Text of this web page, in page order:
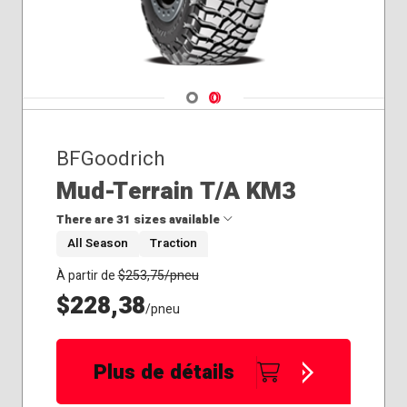
Navigate 1
Navigate 2
BFGoodrich
Mud-Terrain T/A KM3
There are 31 sizes available
285/75R16
32x11.50R15
33x12.50R15
33x12.50R18
33x12.50R20
35x12.50R15
All Season Traction
À partir de$253,75/pneu
$228,38/pneu
Plus de détails